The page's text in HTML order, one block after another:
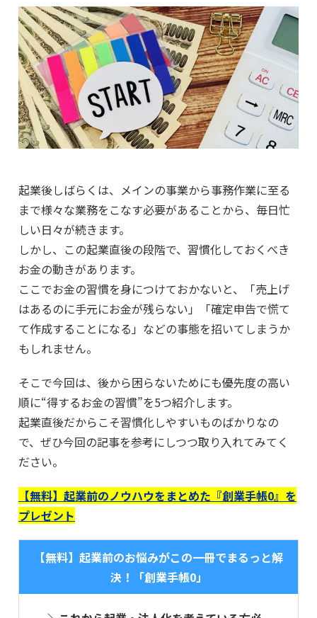
起業後しばらくは、メインの事業から事務作業に至る
まで様々な業務をこなす必要があることから、毎日忙
しい日々が続きます。
しかし、この起業直後の段階で、習慣化しておくべき
お金の動きがあります。
ここでお金の習慣を身につけておかないと、「売上げ
はあるのに手元にお金が残らない」「確定申告で慌て
て作成することになる」などの事態を招いてしまうか
もしれません。
そこで今回は、後から困らないためにも優先度の高い
順に“得するお金の習慣”を5つ紹介します。
起業直後だからこそ習慣化しやすいものばかりなの
で、ぜひ今回の記事を参考にしつつ取り入れてみてく
ださい。
【無料】起業前のノウハウをまとめた『創業手帳0』を
プレゼント
【無料】起業前のお悩みがこの一冊でまるっと解
決！「創業手帳0」